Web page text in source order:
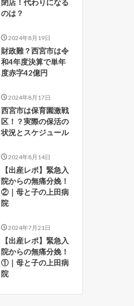
閉店！代わりになる
のは？
2024年8月19日
財政難？西宮市は令
和4年度決算で単年
度赤字42億円
2024年8月17日
西宮市は保育園激戦
区！？実際の保活の
状況とスケジュール
2024年8月14日
【出産レポ】緊急入
院からの無痛分娩！
②｜母と子の上田病
院
2024年7月21日
【出産レポ】緊急入
院からの無痛分娩！
①｜母と子の上田病
院